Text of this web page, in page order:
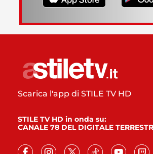
Scarica l'app di STILE TV HD
STILE TV HD in onda su:
CANALE 78 DEL DIGITALE